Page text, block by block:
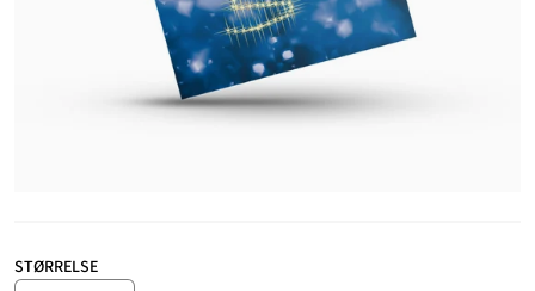
STØRRELSE